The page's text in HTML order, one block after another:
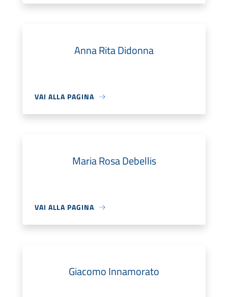
Anna Rita Didonna
VAI ALLA PAGINA
Maria Rosa Debellis
VAI ALLA PAGINA
Giacomo Innamorato